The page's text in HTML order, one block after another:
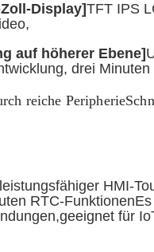
Display]TFT IPS
auf höherer Ebene]
drei
reiche
HMI-
RTC-
für